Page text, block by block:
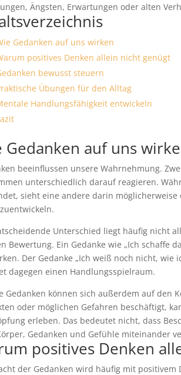
Ängsten, Erwartungen oder alten
Gedanken auf uns wirken
positives Denken allein nicht genügt
bewusst steuern
Übungen für den Alltag
Handlungsfähigkeit entwickeln
Gedanken auf uns
beeinflussen unsere Wahrnehmung.
unterschiedlich darauf reagieren.
sieht eine andere darin
Unterschied liegt häufig nicht
Bewertung. Ein Gedanke wie „Ich schaffe
Der Gedanke „Ich weiß noch nicht,
dagegen einen Handlungsspielraum.
Gedanken können sich außerdem auf den
oder möglichen Gefahren beschäftigt,
erleben. Das bedeutet nicht, dass
Gedanken und Gefühle miteinander
positives Denken
der Gedanken wird häufig mit positivem